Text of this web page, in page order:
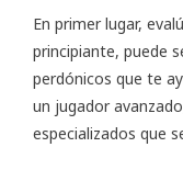
En primer lugar,
principiante, puede
perdónicos que te
un jugador
especializados que